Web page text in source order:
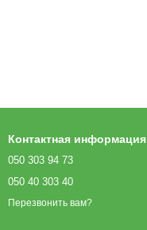
Контактная информация
050 303 94 73
050 40 303 40
Перезвонить вам?